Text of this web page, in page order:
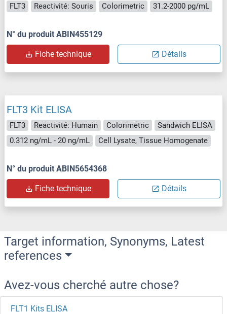
FLT3 Reactivité: Souris Colorimetric 31.2-2000 pg/mL
N° du produit ABIN455129
Fiche technique Détails
FLT3 Kit ELISA
FLT3 Reactivité: Humain Colorimetric
Sandwich ELISA
0.312 ng/mL - 20 ng/mL
Cell Lysate, Tissue Homogenate
N° du produit ABIN5654368
Fiche technique Détails
Target information, Synonyms, Latest
references
Avez-vous cherché autre chose?
FLT1 Kits ELISA